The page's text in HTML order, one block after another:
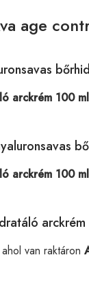
age
arckrém 100 ml
arckrém 100 ml
van raktáron